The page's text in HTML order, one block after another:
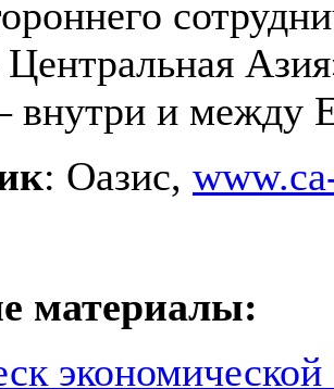
внутри и
: Оазис,
материалы: